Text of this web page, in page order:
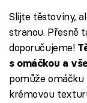
Slijte těstoviny,
stranou. Přesně
doporučujeme!
s omáčkou a
pomůže
krémovou